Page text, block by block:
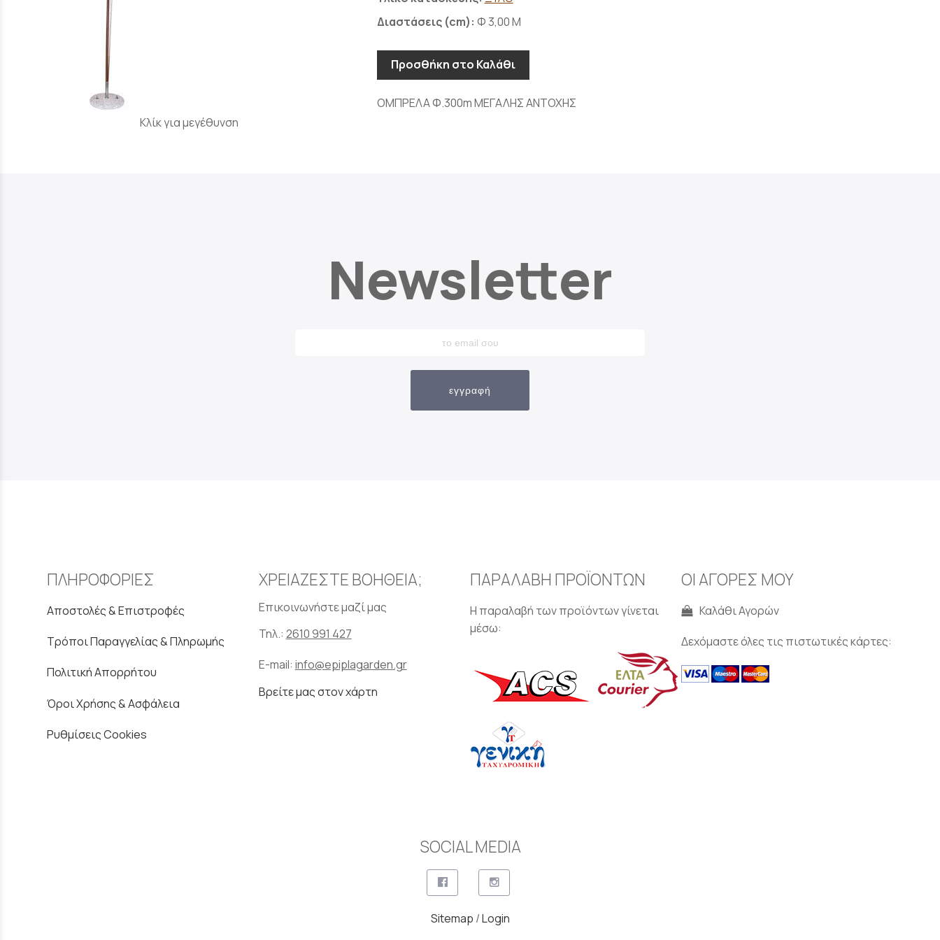
Κλίκ για μεγέθυνση
Διαστάσεις (cm): Φ 3,00 Μ
Προσθήκη στο Καλάθι
ΟΜΠΡΕΛΑ Φ.300m ΜΕΓΑΛΗΣ ΑΝΤΟΧΗΣ
Newsletter
εγγραφή
ΠΛΗΡΟΦΟΡΙΕΣ
Αποστολές & Επιστροφές
Τρόποι Παραγγελίας & Πληρωμής
Πολιτική Απορρήτου
Όροι Χρήσης & Ασφάλεια
Ρυθμίσεις Cookies
ΧΡΕΙΑΖΕΣΤΕ ΒΟΗΘΕΙΑ;
Επικοινωνήστε μαζί μας
Τηλ.: 2610 991 427
E-mail: info@epiplagarden.gr
Βρείτε μας στον χάρτη
ΠΑΡΑΛΑΒΗ ΠΡΟΪΟΝΤΩΝ
Η παραλαβή των προϊόντων γίνεται
μέσω:
ΟΙ ΑΓΟΡΕΣ ΜΟΥ
Καλάθι Αγορών
Δεχόμαστε όλες τις πιστωτικές κάρτες:
SOCIAL MEDIA
Sitemap /Login